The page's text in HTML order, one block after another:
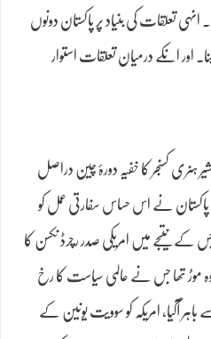
انہی تعلقات کی بنیاد پر پاکستان دونوں
اور انکے درمیان تعلقات استوار
ہنری کسنجر کا خفیہ دورۂ چین دراصل
پاکستان نے اس حساس سفارتی عمل کو
نتیجے میں امریکی صدر رچرڈ نکسن کا
وہ موڑ تھا جس نے عالمی سیاست کا رخ
آگیا، امریکہ کو سوویت یونین کے